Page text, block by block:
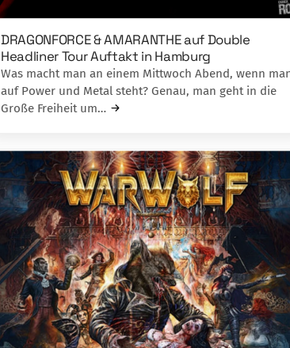
DRAGONFORCE & AMARANTHE auf Double
Headliner Tour Auftakt in Hamburg
Was macht man an einem Mittwoch Abend, wenn
auf Power und Metal steht? Genau, man geht in die
Große Freiheit um…